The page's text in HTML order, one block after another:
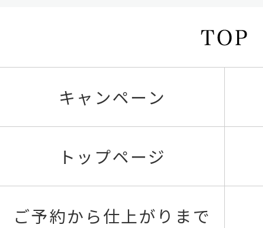
キャンペーン
トップページ
ご予約から仕上がりまで